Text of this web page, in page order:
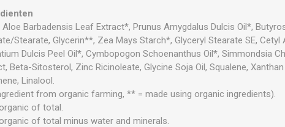
Aloe Barbadensis Leaf Extract*, Prunus Amygdalus Dulcis Oil*,
Stearate, Glycerin**, Zea Mays Starch*, Glyceryl Stearate SE,
Dulcis Peel Oil*, Cymbopogon Schoenanthus Oil*, Simmondsia
Beta-Sitosterol, Zinc Ricinoleate, Glycine Soja Oil, Squalene,
Linalool.
from organic farming, ** = made using organic ingredients).
of total.
of total minus water and minerals.